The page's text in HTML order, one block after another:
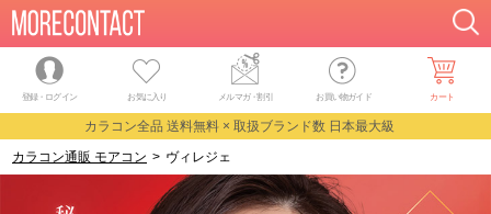
登録・ログイン お気に入り メルマガ・割引 お買い物ガイド カート
カラコン全品 送料無料 × 取扱ブランド数 日本最大級
カラコン通販 モアコン > ヴィレジェ